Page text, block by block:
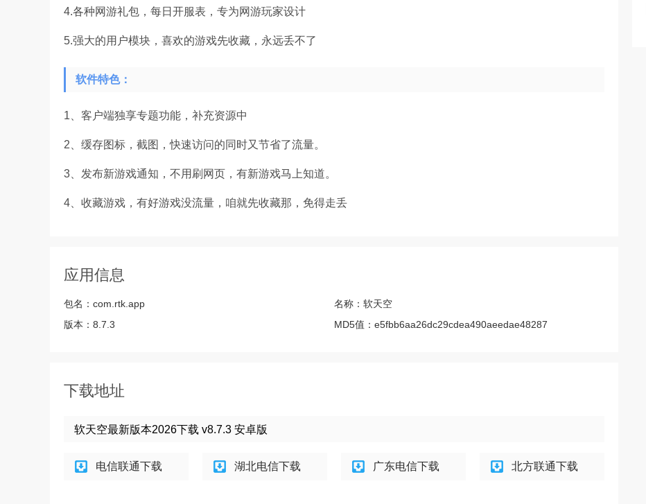
4.各种网游礼包，每日开服表，专为网游玩家设计
5.强大的用户模块，喜欢的游戏先收藏，永远丢不了
软件特色：
1、客户端独享专题功能，补充资源中
2、缓存图标，截图，快速访问的同时又节省了流量。
3、发布新游戏通知，不用刷网页，有新游戏马上知道。
4、收藏游戏，有好游戏没流量，咱就先收藏那，免得走丢
应用信息
包名： com.rtk.app 名称： 软天空
版本： 8.7.3 MD5值： e5fbb6aa26dc29cdea490aeedae48287
下载地址
软天空最新版本2026下载 v8.7.3 安卓版
电信联通下载 湖北电信下载 广东电信下载 北方联通下载